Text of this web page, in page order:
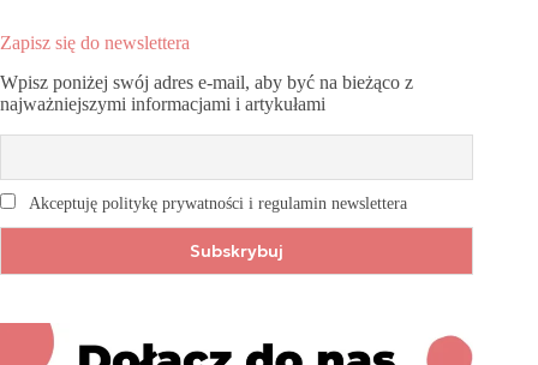
Zapisz się do newslettera
Wpisz poniżej swój adres e-mail, aby być na bieżąco z
najważniejszymi informacjami i artykułami
Akceptuję politykę prywatności i regulamin newslettera